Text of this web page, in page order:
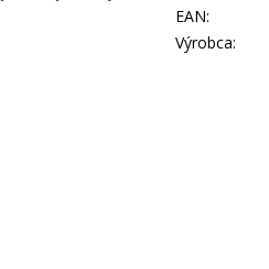
EAN:
Výrobca: